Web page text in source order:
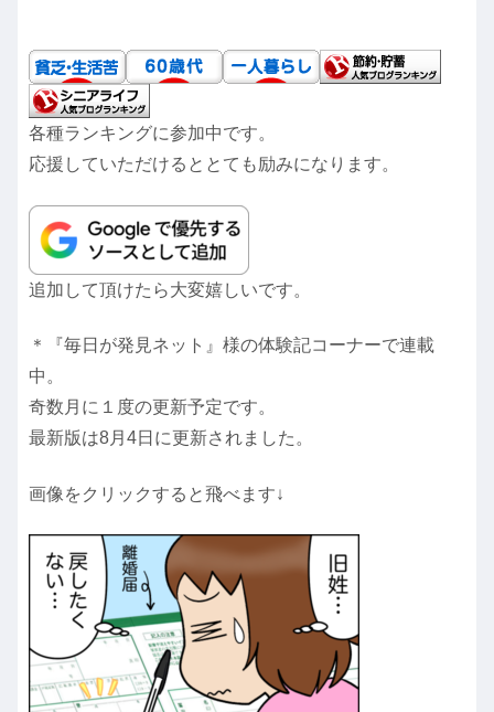
各種ランキングに参加中です。
応援していただけるととても励みになります。
追加して頂けたら大変嬉しいです。
＊『毎日が発見ネット』様の体験記コーナーで連載
中。
奇数月に１度の更新予定です。
最新版は8月4日に更新されました。
画像をクリックすると飛べます↓